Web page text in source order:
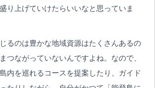
り上げていけたらいいなと思っていま
るのは豊かな地域資源はたくさんあるの
つながっていないんですよね。なので、
内を巡れるコースを提案したり、ガイド